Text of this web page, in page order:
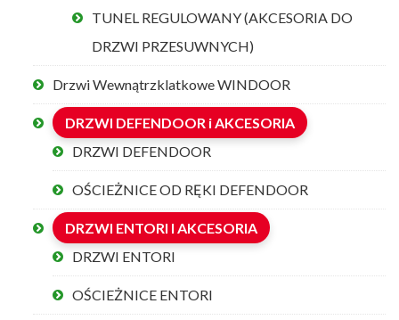
TUNEL REGULOWANY (AKCESORIA DO
DRZWI PRZESUWNYCH)
Drzwi Wewnątrzklatkowe WINDOOR
DRZWI DEFENDOOR i AKCESORIA
DRZWI DEFENDOOR
OŚCIEŻNICE OD RĘKI DEFENDOOR
DRZWI ENTORI I AKCESORIA
DRZWI ENTORI
OŚCIEŻNICE ENTORI